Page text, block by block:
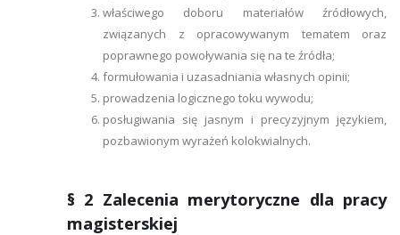
właściwego doboru materiałów źródłowych,
związanych z opracowywanym tematem oraz
poprawnego powoływania się na te źródła;
formułowania i uzasadniania własnych opinii;
prowadzenia logicznego toku wywodu;
posługiwania się jasnym i precyzyjnym językiem,
pozbawionym wyrażeń kolokwialnych.
§ 2 Zalecenia merytoryczne dla pracy
magisterskiej